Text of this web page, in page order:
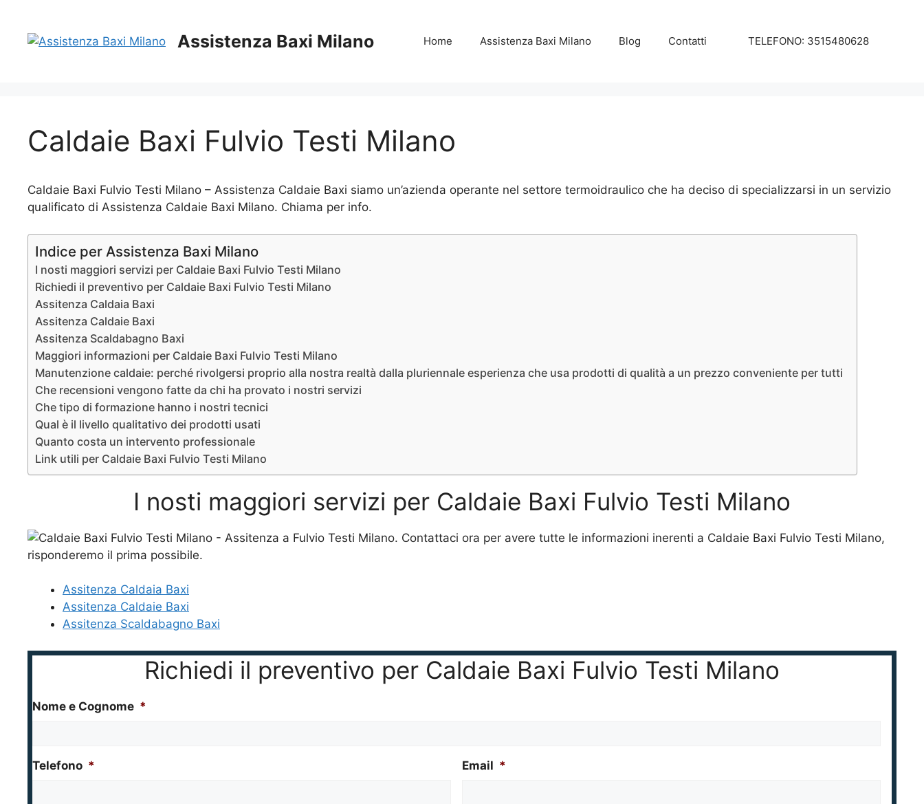
contenuto
Assistenza Baxi Milano Home Assistenza Baxi Milano Blog Contatti TELEFONO: 3515480628
Caldaie Baxi Fulvio Testi Milano
Caldaie Baxi Fulvio Testi Milano – Assistenza Caldaie Baxi siamo un’azienda operante nel settore termoidraulico che ha deciso di specializzarsi in un servizio
qualificato di Assistenza Caldaie Baxi Milano. Chiama per info.
Indice per Assistenza Baxi Milano
I nosti maggiori servizi per Caldaie Baxi Fulvio Testi Milano
Richiedi il preventivo per Caldaie Baxi Fulvio Testi Milano
Assitenza Caldaia Baxi
Assitenza Caldaie Baxi
Assitenza Scaldabagno Baxi
Maggiori informazioni per Caldaie Baxi Fulvio Testi Milano
Manutenzione caldaie: perché rivolgersi proprio alla nostra realtà dalla pluriennale esperienza che usa prodotti di qualità a un prezzo conveniente per tutti
Che recensioni vengono fatte da chi ha provato i nostri servizi
Che tipo di formazione hanno i nostri tecnici
Qual è il livello qualitativo dei prodotti usati
Quanto costa un intervento professionale
Link utili per Caldaie Baxi Fulvio Testi Milano
I nosti maggiori servizi per Caldaie Baxi Fulvio Testi Milano
Assitenza Caldaia Baxi
Assitenza Caldaie Baxi
Assitenza Scaldabagno Baxi
Richiedi il preventivo per Caldaie Baxi Fulvio Testi Milano
Nome e Cognome *
Telefono * Email *